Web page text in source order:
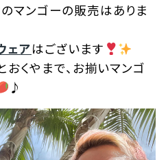
マンゴーの販売はありま
ェアはございます
くやまで、お揃いマンゴ
♪